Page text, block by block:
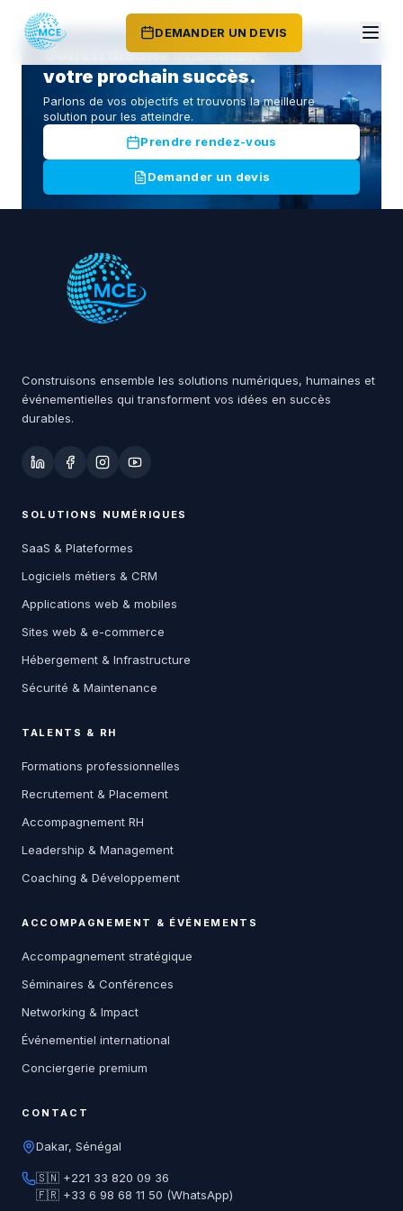
DEMANDER UN DEVIS
Construisons ensemble
votre prochain succès.
Parlons de vos objectifs et trouvons la meilleure
solution pour les atteindre.
Prendre rendez-vous
Demander un devis
Construisons ensemble les solutions numériques, humaines et
événementielles qui transforment vos idées en succès
durables.
SOLUTIONS NUMÉRIQUES
SaaS & Plateformes
Logiciels métiers & CRM
Applications web & mobiles
Sites web & e-commerce
Hébergement & Infrastructure
Sécurité & Maintenance
TALENTS & RH
Formations professionnelles
Recrutement & Placement
Accompagnement RH
Leadership & Management
Coaching & Développement
ACCOMPAGNEMENT & ÉVÉNEMENTS
Accompagnement stratégique
Séminaires & Conférences
Networking & Impact
Événementiel international
Conciergerie premium
CONTACT
Dakar, Sénégal
🇸🇳 +221 33 820 09 36
🇫🇷 +33 6 98 68 11 50 (WhatsApp)